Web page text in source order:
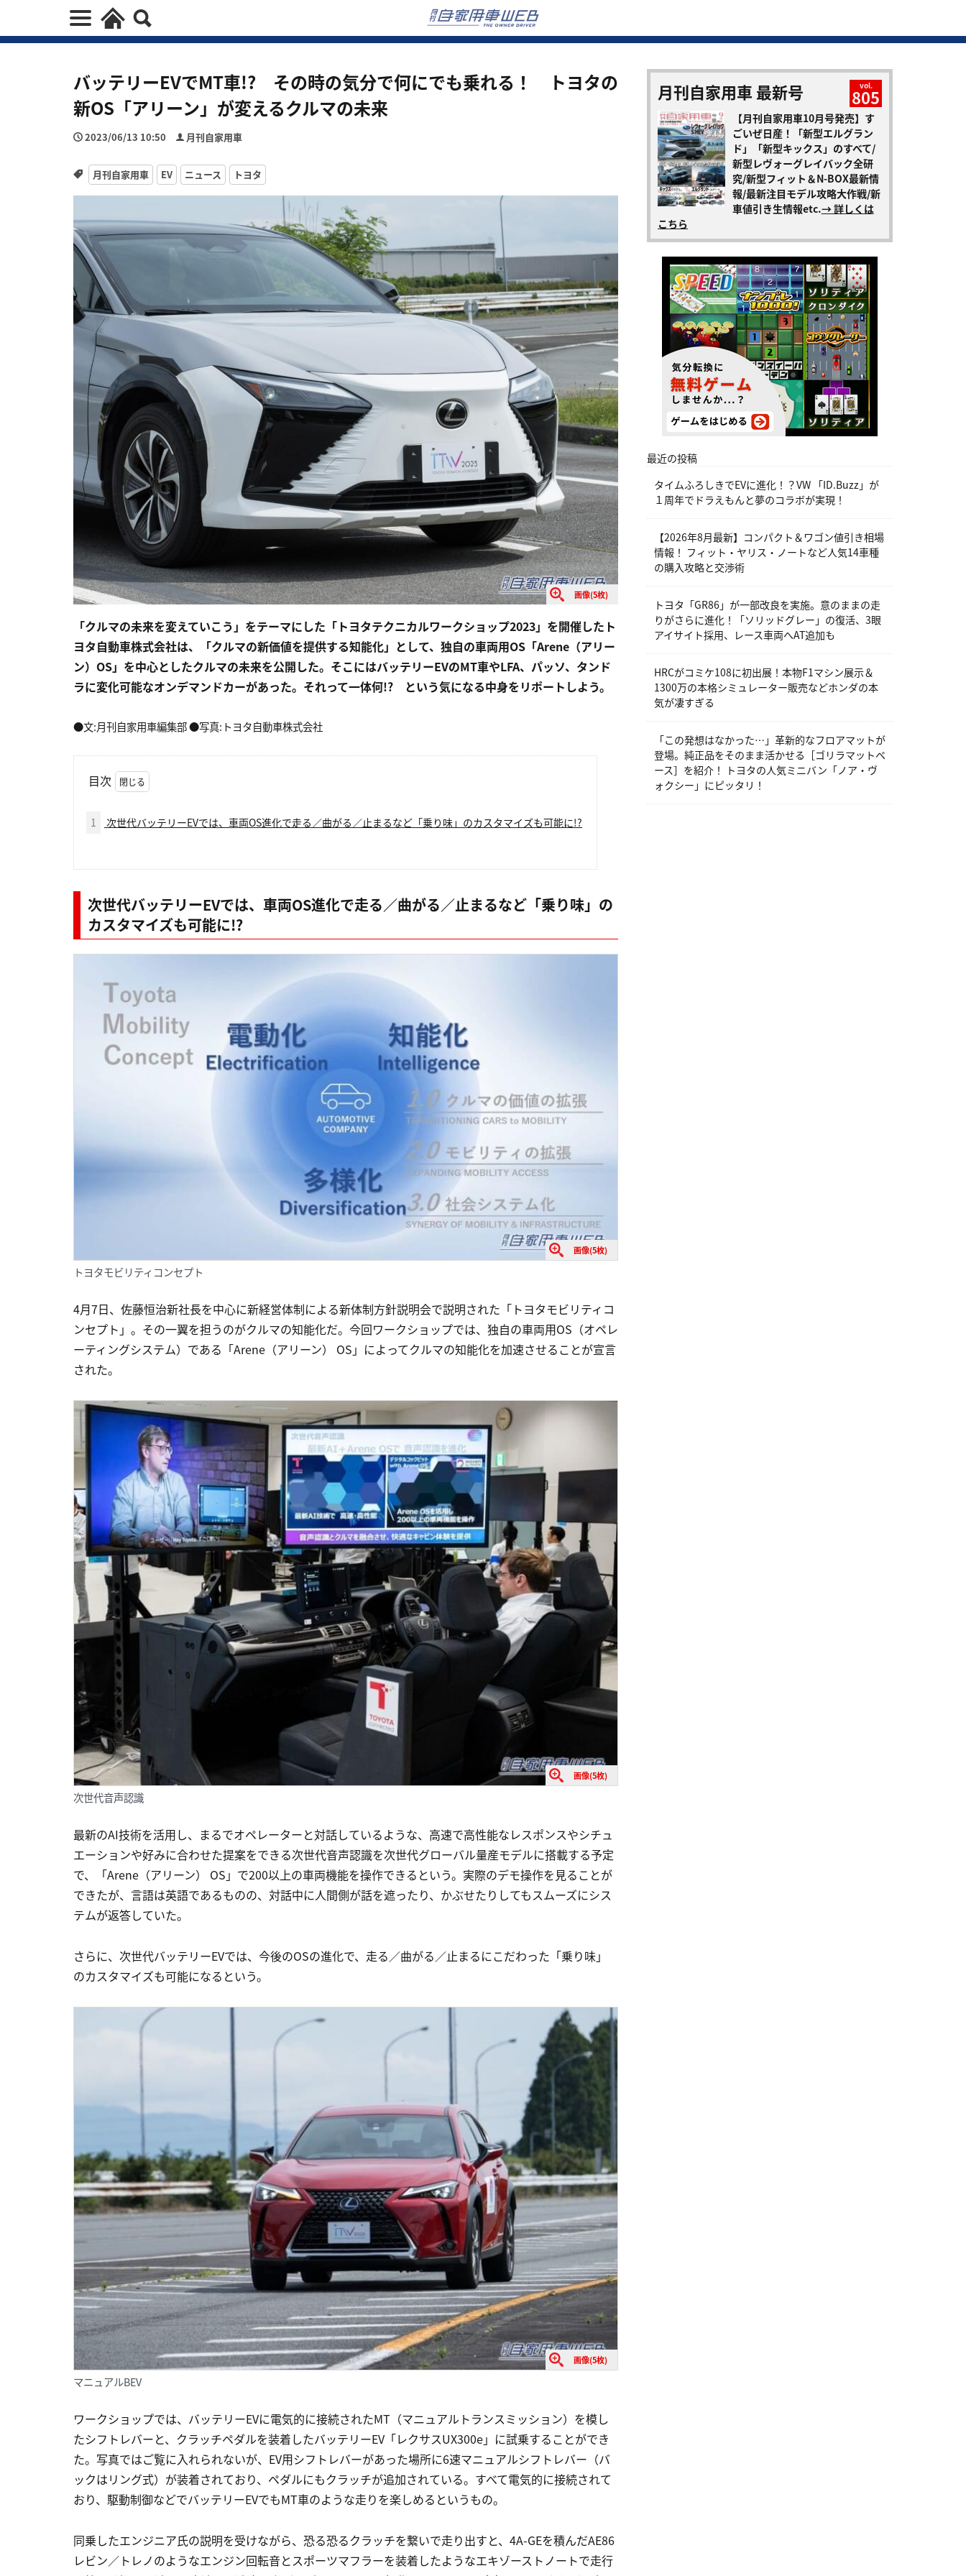
バッテリーEVでMT車!? その時の気分で何にでも乗れる！ トヨタの
新OS「アリーン」が変えるクルマの未来
2023/06/13 10:50 月刊自家用車
月刊自家用車 EV ニュース トヨタ
画像(5枚)
「クルマの未来を変えていこう」をテーマにした「トヨタテクニカルワークショップ2023」を開催したト
ヨタ自動車株式会社は、「クルマの新価値を提供する知能化」として、独自の車両用OS「Arene（アリー
ン）OS」を中心としたクルマの未来を公開した。そこにはバッテリーEVのMT車やLFA、パッソ、タンド
ラに変化可能なオンデマンドカーがあった。それって一体何!? という気になる中身をリポートしよう。
●文:月刊自家用車編集部 ●写真:トヨタ自動車株式会社
目次
1 次世代バッテリーEVでは、車両OS進化で走る／曲がる／止まるなど「乗り味」のカスタマイズも可能に!?
次世代バッテリーEVでは、車両OS進化で走る／曲がる／止まるなど「乗り味」の
カスタマイズも可能に!?
画像(5枚)
トヨタモビリティコンセプト
4月7日、佐藤恒治新社長を中心に新経営体制による新体制方針説明会で説明された「トヨタモビリティコ
ンセプト」。その一翼を担うのがクルマの知能化だ。今回ワークショップでは、独自の車両用OS（オペレ
ーティングシステム）である「Arene（アリーン） OS」によってクルマの知能化を加速させることが宣言
された。
画像(5枚)
次世代音声認識
最新のAI技術を活用し、まるでオペレーターと対話しているような、高速で高性能なレスポンスやシチュ
エーションや好みに合わせた提案をできる次世代音声認識を次世代グローバル量産モデルに搭載する予定
で、「Arene（アリーン） OS」で200以上の車両機能を操作できるという。実際のデモ操作を見ることが
できたが、言語は英語であるものの、対話中に人間側が話を遮ったり、かぶせたりしてもスムーズにシス
テムが返答していた。
さらに、次世代バッテリーEVでは、今後のOSの進化で、走る／曲がる／止まるにこだわった「乗り味」
のカスタマイズも可能になるという。
画像(5枚)
マニュアルBEV
ワークショップでは、バッテリーEVに電気的に接続されたMT（マニュアルトランスミッション）を模し
たシフトレバーと、クラッチペダルを装着したバッテリーEV「レクサスUX300e」に試乗することができ
た。写真ではご覧に入れられないが、EV用シフトレバーがあった場所に6速マニュアルシフトレバー（バ
ックはリング式）が装着されており、ペダルにもクラッチが追加されている。すべて電気的に接続されて
おり、駆動制御などでバッテリーEVでもMT車のような走りを楽しめるというもの。
同乗したエンジニア氏の説明を受けながら、恐る恐るクラッチを繋いで走り出すと、4A-GEを積んだAE86
レビン／トレノのようなエンジン回転音とスポーツマフラーを装着したようなエキゾーストノートで走行
月刊自家用車 最新号 vol.
805
【月刊自家用車10月号発売】す
ごいぜ日産！「新型エルグラン
ド」「新型キックス」のすべて/
新型レヴォーグレイバック全研
究/新型フィット＆N-BOX最新情
報/最新注目モデル攻略大作戦/新
車値引き生情報etc.→ 詳しくは
こちら
最近の投稿
タイムふろしきでEVに進化！？VW 「ID.Buzz」が
１周年でドラえもんと夢のコラボが実現！
【2026年8月最新】コンパクト＆ワゴン値引き相場
情報！ フィット・ヤリス・ノートなど人気14車種
の購入攻略と交渉術
トヨタ「GR86」が一部改良を実施。意のままの走
りがさらに進化！「ソリッドグレー」の復活、3眼
アイサイト採用、レース車両へAT追加も
HRCがコミケ108に初出展！本物F1マシン展示＆
1300万の本格シミュレーター販売などホンダの本
気が凄すぎる
「この発想はなかった…」革新的なフロアマットが
登場。純正品をそのまま活かせる［ゴリラマットベ
ース］を紹介！ トヨタの人気ミニバン「ノア・ヴ
ォクシー」にピッタリ！